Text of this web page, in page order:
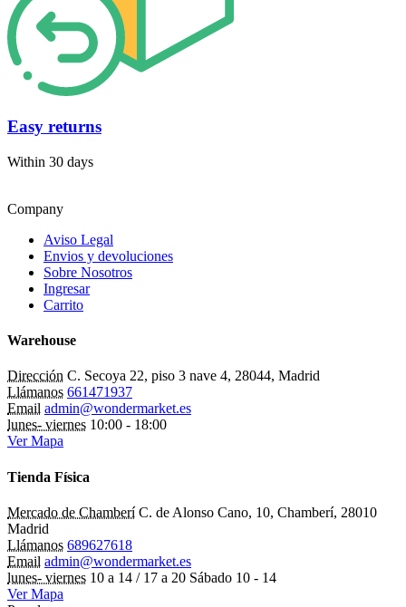
Easy returns
Within 30 days
Company
Aviso Legal
Envios y devoluciones
Sobre Nosotros
Ingresar
Carrito
Warehouse
Dirección C. Secoya 22, piso 3 nave 4, 28044, Madrid
Llámanos 661471937
Email admin@wondermarket.es
lunes- viernes 10:00 - 18:00
Ver Mapa
Tienda Física
Mercado de Chamberí C. de Alonso Cano, 10, Chamberí, 28010
Madrid
Llámanos 689627618
Email admin@wondermarket.es
lunes- viernes 10 a 14 / 17 a 20 Sábado 10 - 14
Ver Mapa